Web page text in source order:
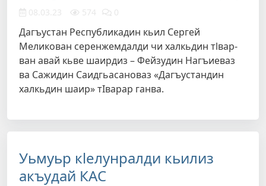
08.03.23 574 0
Дагъустан Республикадин кьил Сергей
Меликован серенжемдалди чи халкьдин тlвар-
ван авай кьве шаирдиз – Фейзудин Нагъиеваз
ва Сажидин Саидгьасановаз «Дагъустандин
халкьдин шаир» тIварар ганва.
Уьмуьр кlелунралди кьилиз
акъудай КАС